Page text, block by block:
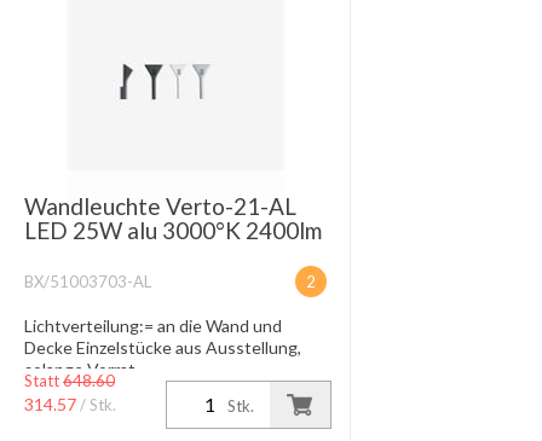
Wandleuchte Verto-21-AL
LED 25W alu 3000°K 2400lm
2
BX/51003703-AL
Lichtverteilung:= an die Wand und
Decke Einzelstücke aus Ausstellung,
solange Vorrat.
Stk.
Statt648.60
314.57 / Stk.